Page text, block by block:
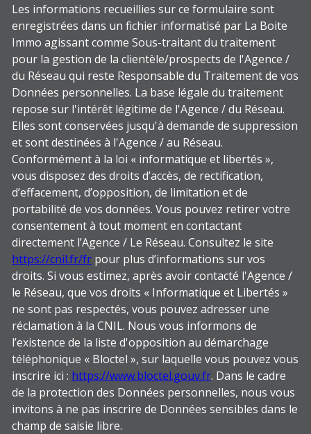
Les informations recueillies sur ce formulaire sont
enregistrées dans un fichier informatisé par La Boite
Immo agissant comme Sous-traitant du traitement
pour la gestion de la clientèle/prospects de l'Agence /
du Réseau qui reste Responsable du Traitement de vos
Données personnelles. La base légale du traitement
repose sur l'intérêt légitime de l'Agence / du Réseau.
Elles sont conservées jusqu'à demande de suppression
et sont destinées à l'Agence / au Réseau.
Conformément à la loi « informatique et libertés »,
vous disposez des droits d’accès, de rectification,
d’effacement, d’opposition, de limitation et de
portabilité de vos données. Vous pouvez retirer votre
consentement à tout moment en contactant
directement l’Agence / Le Réseau. Consultez le site
https://cnil.fr/fr pour plus d’informations sur vos
droits. Si vous estimez, après avoir contacté l'Agence /
le Réseau, que vos droits « Informatique et Libertés »
ne sont pas respectés, vous pouvez adresser une
réclamation à la CNIL. Nous vous informons de
l’existence de la liste d'opposition au démarchage
téléphonique « Bloctel », sur laquelle vous pouvez vous
inscrire ici : https://www.bloctel.gouv.fr. Dans le cadre
de la protection des Données personnelles, nous vous
invitons à ne pas inscrire de Données sensibles dans le
champ de saisie libre.